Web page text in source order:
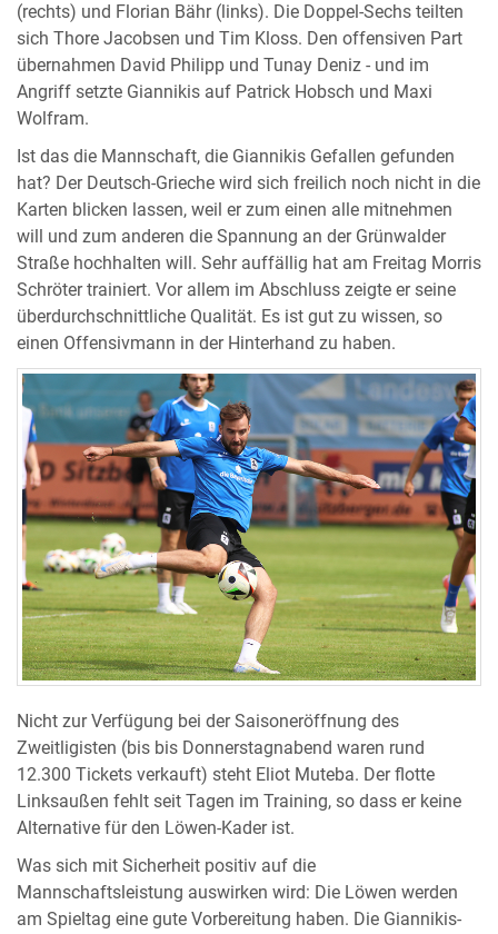
(rechts) und Florian Bähr (links). Die Doppel-Sechs teilten
sich Thore Jacobsen und Tim Kloss. Den offensiven Part
übernahmen David Philipp und Tunay Deniz - und im
Angriff setzte Giannikis auf Patrick Hobsch und Maxi
Wolfram.
Ist das die Mannschaft, die Giannikis Gefallen gefunden
hat? Der Deutsch-Grieche wird sich freilich noch nicht in die
Karten blicken lassen, weil er zum einen alle mitnehmen
will und zum anderen die Spannung an der Grünwalder
Straße hochhalten will. Sehr auffällig hat am Freitag Morris
Schröter trainiert. Vor allem im Abschluss zeigte er seine
überdurchschnittliche Qualität. Es ist gut zu wissen, so
einen Offensivmann in der Hinterhand zu haben.
Nicht zur Verfügung bei der Saisoneröffnung des
Zweitligisten (bis bis Donnerstagnabend waren rund
12.300 Tickets verkauft) steht Eliot Muteba. Der flotte
Linksaußen fehlt seit Tagen im Training, so dass er keine
Alternative für den Löwen-Kader ist.
Was sich mit Sicherheit positiv auf die
Mannschaftsleistung auswirken wird: Die Löwen werden
am Spieltag eine gute Vorbereitung haben. Die Giannikis-